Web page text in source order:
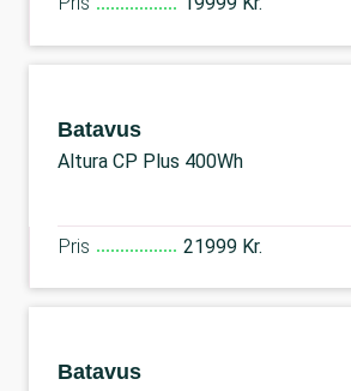
Batavus
Altura CP Plus 400Wh
Pris 21999 Kr.
Batavus